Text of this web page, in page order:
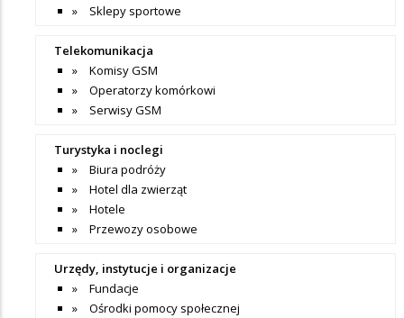
Sklepy sportowe
Telekomunikacja
Komisy GSM
Operatorzy komórkowi
Serwisy GSM
Turystyka i noclegi
Biura podróży
Hotel dla zwierząt
Hotele
Przewozy osobowe
Urzędy, instytucje i organizacje
Fundacje
Ośrodki pomocy społecznej